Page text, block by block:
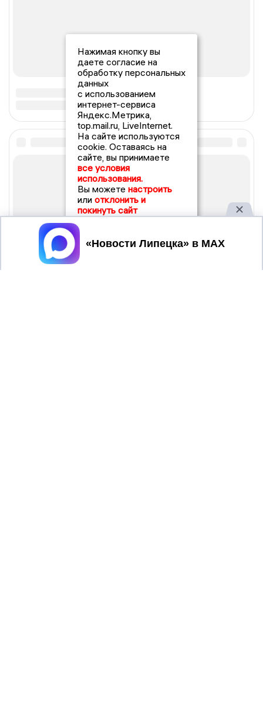
Нажимая кнопку вы
даете согласие на
обработку персональных
данных
с использованием
интернет-сервиса
Яндекс.Метрика,
top.mail.ru, LiveInternet.
На сайте используются
cookie. Оставаясь на
сайте, вы принимаете
все условия
использования.
Вы можете настроить
или отклонить и
покинуть сайт
Принять